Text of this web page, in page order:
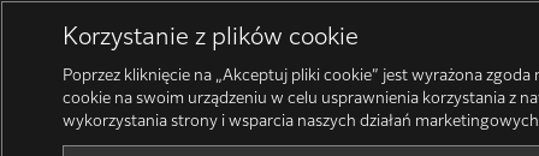
Korzystanie z plików cookie
Poprzez kliknięcie na „Akceptuj pliki cookie” jest wyrażona
cookie na swoim urządzeniu w celu usprawnienia korzystania z
wykorzystania strony i wsparcia naszych działań